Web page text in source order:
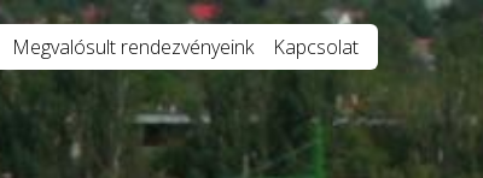
Megvalósult rendezvényeink Kapcsolat